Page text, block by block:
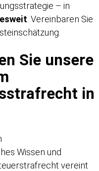
– in
. Vereinbaren Sie
Sie unsere
in
Wissen und
vereint